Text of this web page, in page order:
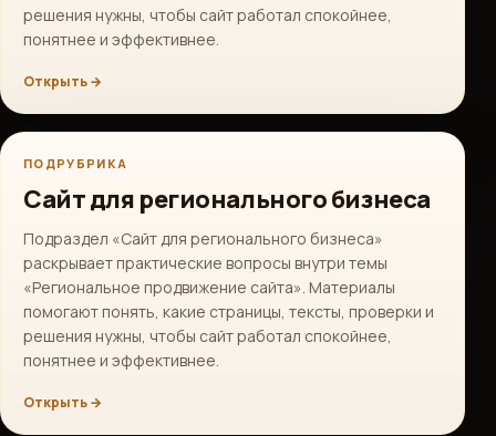
решения нужны, чтобы сайт работал спокойнее,
понятнее и эффективнее.
Открыть →
ПОДРУБРИКА
Сайт для регионального бизнеса
Подраздел «Сайт для регионального бизнеса»
раскрывает практические вопросы внутри темы
«Региональное продвижение сайта». Материалы
помогают понять, какие страницы, тексты, проверки и
решения нужны, чтобы сайт работал спокойнее,
понятнее и эффективнее.
Открыть →